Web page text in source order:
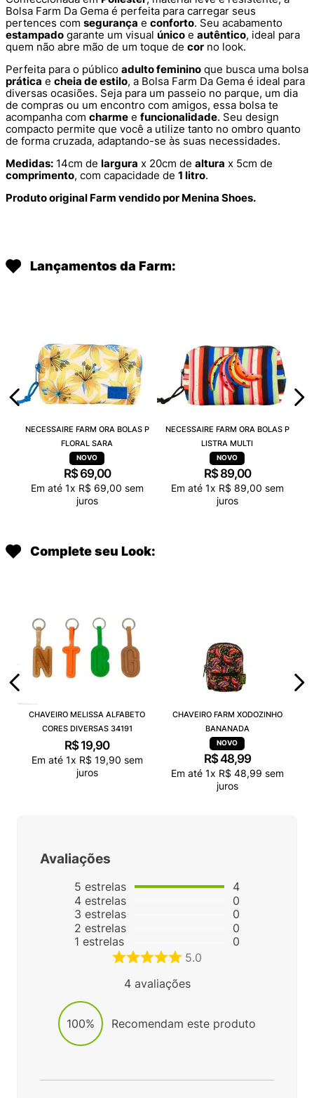
Bolsa Farm Da Gema é perfeita para carregar seus
pertences com segurança e conforto. Seu acabamento
estampado garante um visual único e autêntico, ideal para
quem não abre mão de um toque de cor no look.
Perfeita para o público adulto feminino que busca uma bolsa
prática e cheia de estilo, a Bolsa Farm Da Gema é ideal para
diversas ocasiões. Seja para um passeio no parque, um dia
de compras ou um encontro com amigos, essa bolsa te
acompanha com charme e funcionalidade. Seu design
compacto permite que você a utilize tanto no ombro quanto
de forma cruzada, adaptando-se às suas necessidades.
Medidas: 14cm de largura x 20cm de altura x 5cm de
comprimento, com capacidade de 1 litro.
Produto original Farm vendido por Menina Shoes.
Lançamentos da Farm:
NECESSAIRE FARM ORA BOLAS P
FLORAL SARA
R$ 69,00
Em até 1x R$ 69,00 sem
juros
NECESSAIRE FARM ORA BOLAS P
LISTRA MULTI
R$ 89,00
Em até 1x R$ 89,00 sem
juros
Complete seu Look:
CHAVEIRO MELISSA ALFABETO
CORES DIVERSAS 34191
R$ 19,90
Em até 1x R$ 19,90 sem
juros
CHAVEIRO FARM XODOZINHO
BANANADA
R$48,99
Em até 1x R$ 48,99 sem
juros
Avaliações
5 estrelas
4 estrelas
3 estrelas
2 estrelas
1 estrelas
4
0
0
0
0
5.0
4avaliações
100% Recomendam este produto